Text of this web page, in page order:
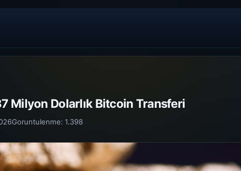
Milyon Dolarlık Bitcoin Transferi
Goruntulenme: 1.398